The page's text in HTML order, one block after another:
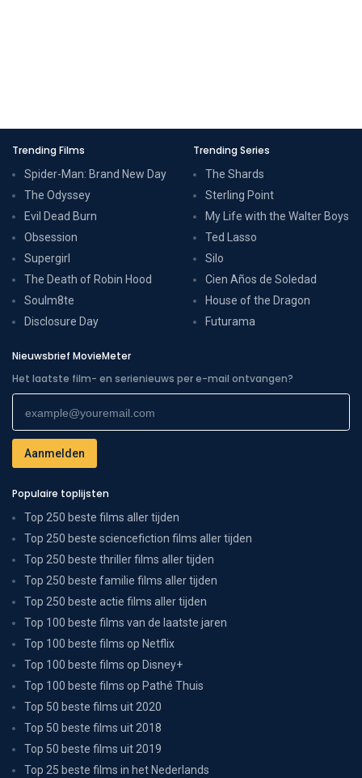
Trending Films
Spider-Man: Brand New Day
The Odyssey
Evil Dead Burn
Obsession
Supergirl
The Death of Robin Hood
Soulm8te
Disclosure Day
Trending Series
The Shards
Sterling Point
My Life with the Walter Boys
Ted Lasso
Silo
Cien Años de Soledad
House of the Dragon
Futurama
Nieuwsbrief MovieMeter
Het laatste film- en serienieuws per e-mail ontvangen?
Populaire toplijsten
Top 250 beste films aller tijden
Top 250 beste sciencefiction films aller tijden
Top 250 beste thriller films aller tijden
Top 250 beste familie films aller tijden
Top 250 beste actie films aller tijden
Top 100 beste films van de laatste jaren
Top 100 beste films op Netflix
Top 100 beste films op Disney+
Top 100 beste films op Pathé Thuis
Top 50 beste films uit 2020
Top 50 beste films uit 2018
Top 50 beste films uit 2019
Top 25 beste films in het Nederlands